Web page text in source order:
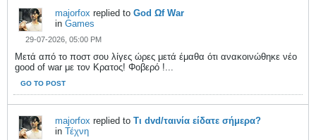
majorfox replied to God Ωf War
in Games
29-07-2026, 05:00 PM
Μετά από το ποστ σου λίγες ώρες μετά έμαθα ότι ανακοινώθηκε νέο
good of war με τον Κρατος! Φοβερό !...
GO TO POST
majorfox replied to Τι dvd/ταινία είδατε σήμερα?
in Τέχνη